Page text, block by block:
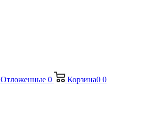
Отложенные 0 Корзина0 0